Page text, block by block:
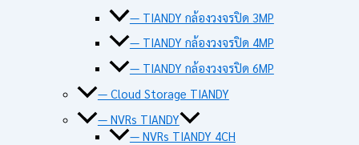
— TIANDY กล้องวงจรปิด 3MP
— TIANDY กล้องวงจรปิด 4MP
— TIANDY กล้องวงจรปิด 6MP
— Cloud Storage TIANDY
— NVRs TIANDY
— NVRs TIANDY 4CH